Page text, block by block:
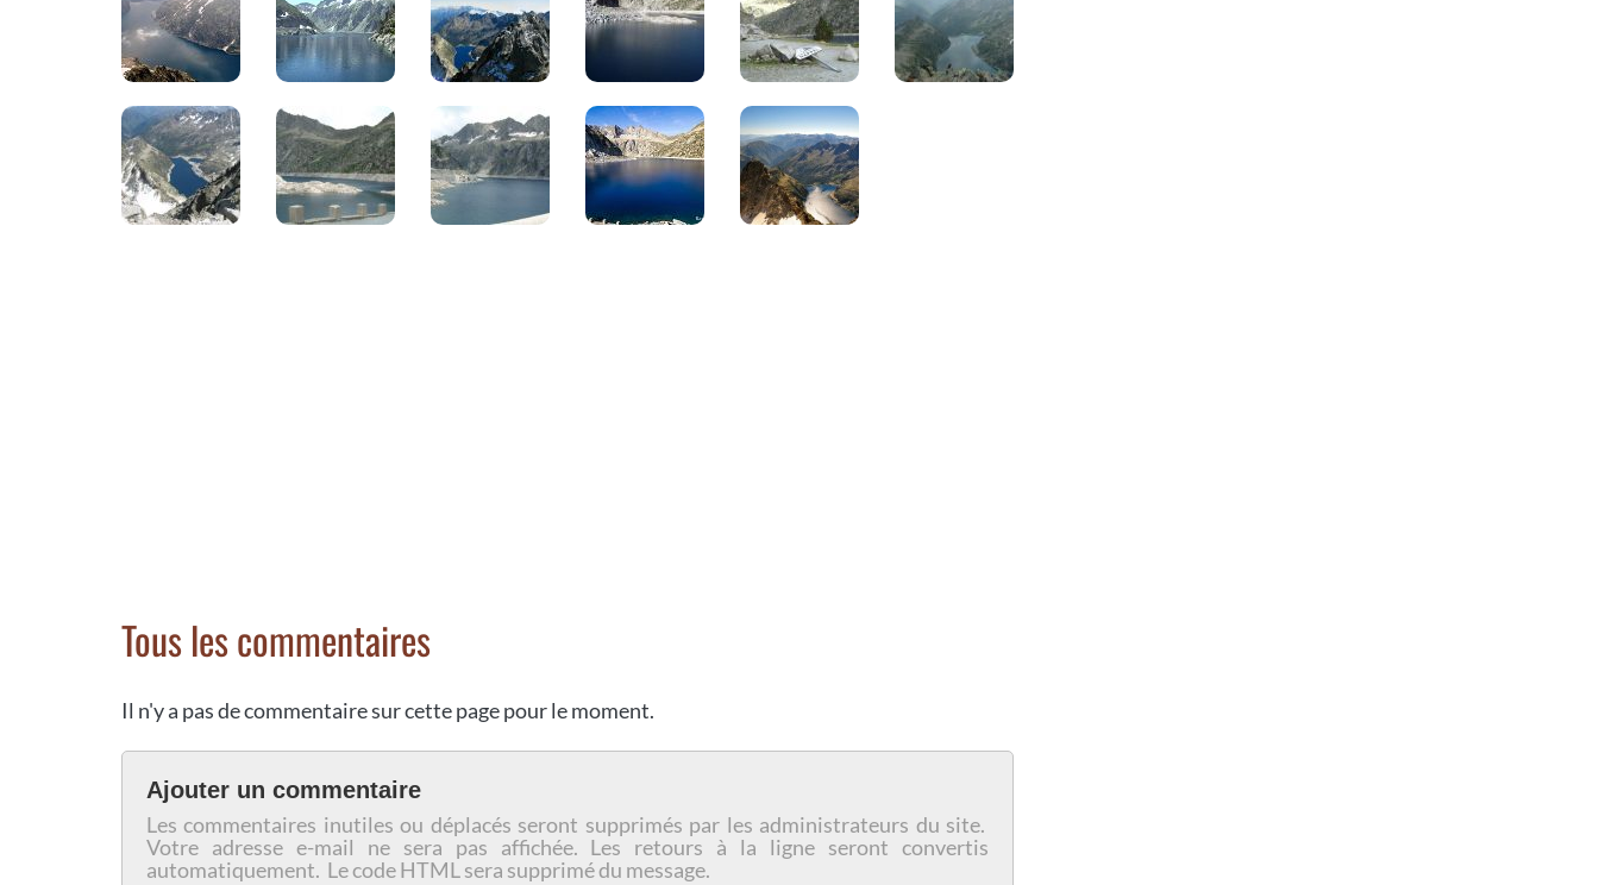
Tous les commentaires
Il n'y a pas de commentaire sur cette page pour le moment.
Ajouter un commentaire
Les commentaires inutiles ou déplacés seront supprimés par les administrateurs du site.
Votre adresse e-mail ne sera pas affichée. Les retours à la ligne seront convertis
automatiquement. Le code HTML sera supprimé du message.